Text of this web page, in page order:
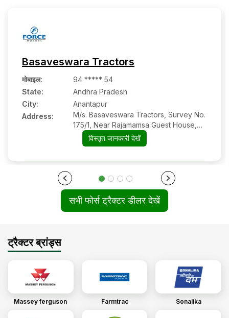
Basaveswara Tractors
मोबाइल:
94 ***** 54
State:
Andhra Pradesh
City:
Anantapur
Address:
M/s. Basaveswara Tractors, Survey No.
175/1, Near Rajamamsa Guest House,
Gooty Road
विस्तृत जानकारी देखें
सभी फोर्स ट्रैक्टर डीलर देखें
ट्रैक्टर ब्रांड्स
Massey ferguson Farmtrac Sonalika